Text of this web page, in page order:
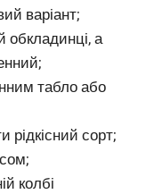
варіант;
обкладинці, а
табло або
рідкісний сорт;
колбі